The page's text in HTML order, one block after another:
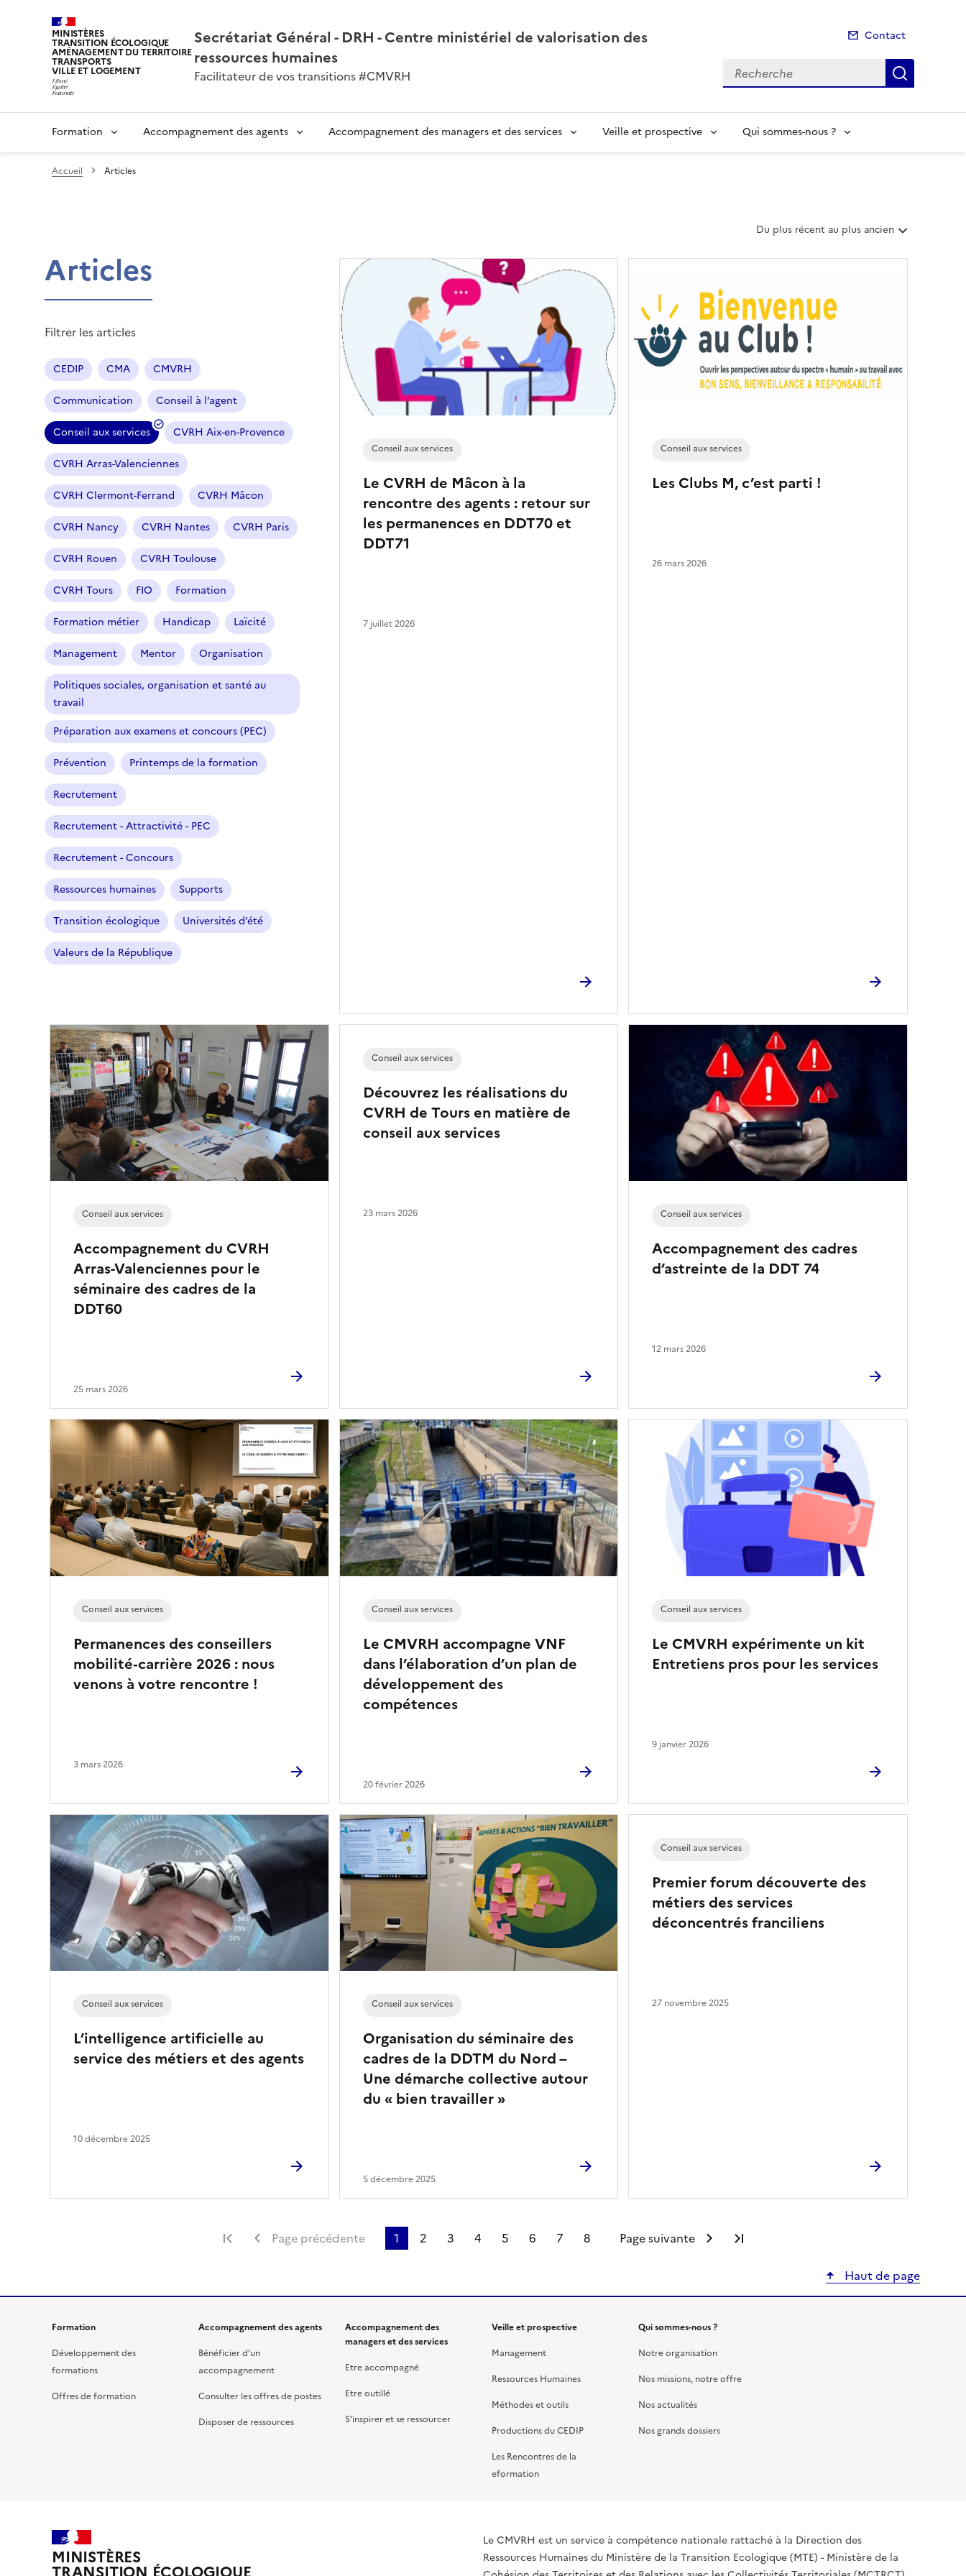
MINISTÈRES
TRANSITION ÉCOLOGIQUE
AMÉNAGEMENT DU TERRITOIRE
TRANSPORTS
VILLE ET LOGEMENT
Secrétariat Général - DRH - Centre ministériel de valorisation des
ressources humaines
Facilitateur de vos transitions #CMVRH
Contact
Recherche
Formation Accompagnement des agents Accompagnement des managers et des services Veille et prospective Qui sommes-nous ?
Accueil Articles
T
i
l
e
s
r
t
i
Du plus récent au plus ancien
Articles
Filtrer les articles
CEDIP CMA CMVRH
Communication Conseil à l’agent
Conseil aux services
(
f
i
l
t
r
e
s
é
l
e
c
t
i
o
n
é
)
CVRH Aix-en-Provence
CVRH Arras-Valenciennes
CVRH Clermont-Ferrand CVRH Mâcon
CVRH Nancy CVRH Nantes CVRH Paris
CVRH Rouen CVRH Toulouse
CVRH Tours FIO Formation
Formation métier Handicap Laïcité
Management Mentor Organisation
Politiques sociales, organisation et santé au
travail
Préparation aux examens et concours (PEC)
Prévention Printemps de la formation
Recrutement
Recrutement - Attractivité - PEC
Recrutement - Concours
Ressources humaines Supports
Transition écologique Universités d’été
Valeurs de la République
Le CVRH de Mâcon à la
rencontre des agents : retour sur
les permanences en DDT70 et
DDT71
Conseil aux services
7 juillet 2026
Les Clubs M, c’est parti !
Conseil aux services
26 mars 2026
Accompagnement du CVRH
Arras-Valenciennes pour le
séminaire des cadres de la
DDT60
Conseil aux services
25 mars 2026
Découvrez les réalisations du
CVRH de Tours en matière de
conseil aux services
Conseil aux services
23 mars 2026
Accompagnement des cadres
d’astreinte de la DDT 74
Conseil aux services
12 mars 2026
Permanences des conseillers
mobilité‑carrière 2026 : nous
venons à votre rencontre !
Conseil aux services
3 mars 2026
Le CMVRH accompagne VNF
dans l’élaboration d’un plan de
développement des
compétences
Conseil aux services
20 février 2026
Le CMVRH expérimente un kit
Entretiens pros pour les services
Conseil aux services
9 janvier 2026
L’intelligence artificielle au
service des métiers et des agents
Conseil aux services
10 décembre 2025
Organisation du séminaire des
cadres de la DDTM du Nord –
Une démarche collective autour
du « bien travailler »
Conseil aux services
5 décembre 2025
Premier forum découverte des
métiers des services
déconcentrés franciliens
Conseil aux services
27 novembre 2025
Première page
Page précédente 1 2 3 4 5 6 7 8 Page suivante
Haut de page
Formation
Développement des
formations
Offres de formation
Accompagnement des agents
Bénéficier d’un
accompagnement
Consulter les offres de postes
Disposer de ressources
Accompagnement des
managers et des services
Etre accompagné
Etre outillé
S’inspirer et se ressourcer
Veille et prospective
Management
Ressources Humaines
Méthodes et outils
Productions du CEDIP
Les Rencontres de la
eformation
Qui sommes-nous ?
Notre organisation
Nos missions, notre offre
Nos actualités
Nos grands dossiers
MINISTÈRES
Le CMVRH est un service à compétence nationale rattaché à la Direction des
Ressources Humaines du Ministère de la Transition Ecologique (MTE) - Ministère de la